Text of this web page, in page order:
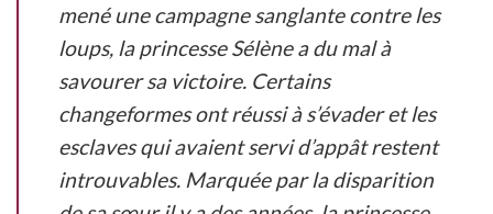
mené une campagne sanglante contre les
loups, la princesse Sélène a du mal à
savourer sa victoire. Certains
changeformes ont réussi à s’évader et les
esclaves qui avaient servi d’appât restent
introuvables. Marquée par la disparition